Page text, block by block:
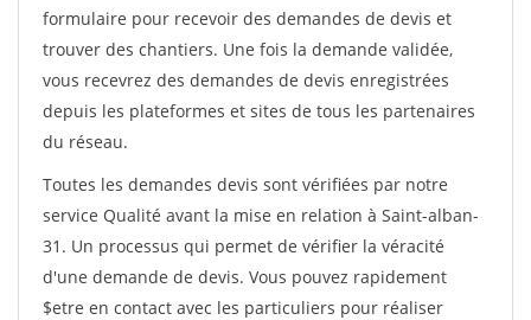
formulaire pour recevoir des demandes de devis et
trouver des chantiers. Une fois la demande validée,
vous recevrez des demandes de devis enregistrées
depuis les plateformes et sites de tous les partenaires
du réseau.
Toutes les demandes devis sont vérifiées par notre
service Qualité avant la mise en relation à Saint-alban-
31. Un processus qui permet de vérifier la véracité
d'une demande de devis. Vous pouvez rapidement
$etre en contact avec les particuliers pour réaliser